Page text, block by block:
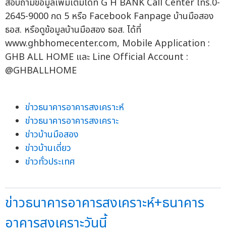
2645-9000 กด 5 หรือ Facebook Fanpage บ้านมือสอง
ธอส. หรือดูข้อมูลบ้านมือสอง ธอส. ได้ที่
www.ghbhomecenter.com, Mobile Application :
GHB ALL HOME และ Line Official Account :
@GHBALLHOME
ข่าวธนาคารอาคารสงเคราะห์
ข่าวธนาคารอาคารสงเคราะ
ข่าวบ้านมือสอง
ข่าวบ้านเดี่ยว
ข่าวทั่วประเทศ
ข่าวธนาคารอาคารสงเคราะห์+ธนาคาร
อาคารสงเคราะวันนี้